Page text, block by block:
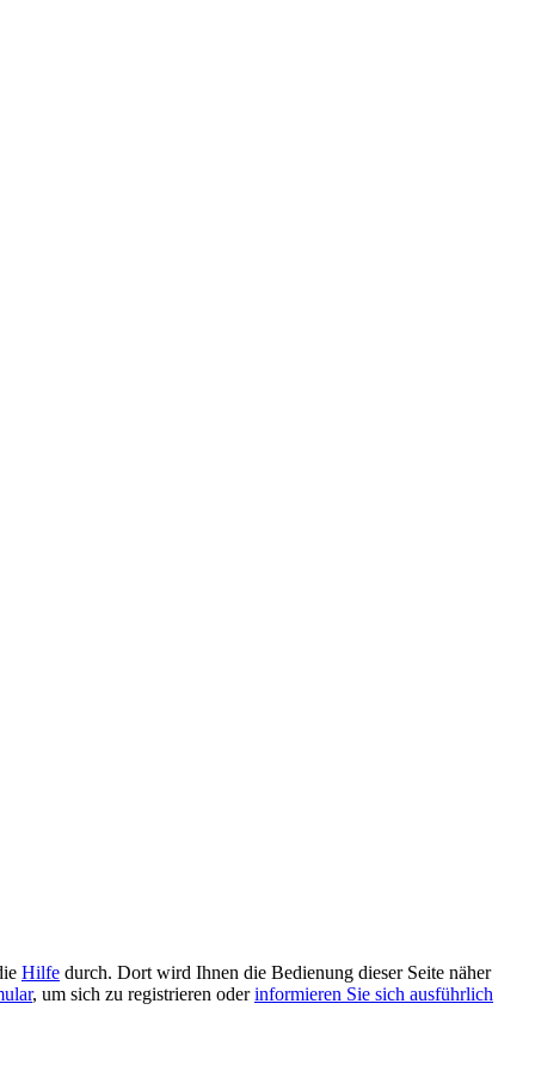
Hilfe durch. Dort wird Ihnen die Bedienung dieser Seite näher
, um sich zu registrieren oderinformieren Sie sich ausführlich